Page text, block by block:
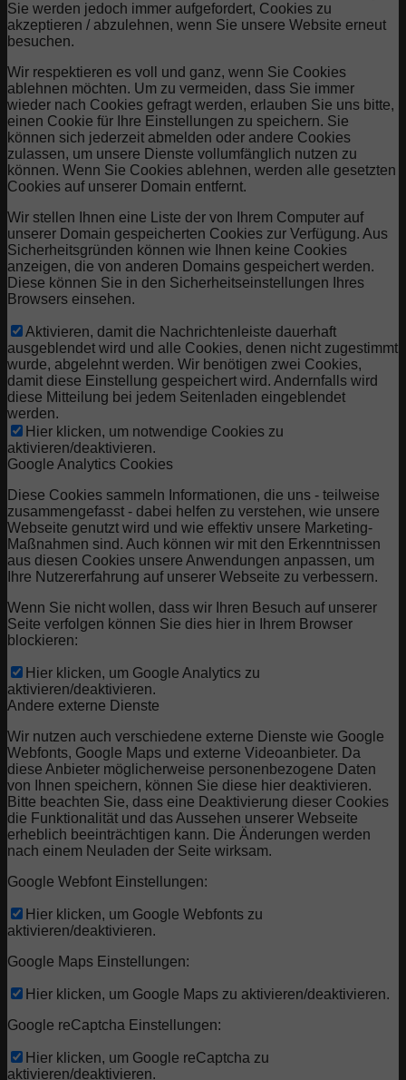
Sie werden jedoch immer aufgefordert, Cookies zu
akzeptieren / abzulehnen, wenn Sie unsere Website erneut
besuchen.
Wir respektieren es voll und ganz, wenn Sie Cookies
ablehnen möchten. Um zu vermeiden, dass Sie immer
wieder nach Cookies gefragt werden, erlauben Sie uns bitte,
einen Cookie für Ihre Einstellungen zu speichern. Sie
können sich jederzeit abmelden oder andere Cookies
zulassen, um unsere Dienste vollumfänglich nutzen zu
können. Wenn Sie Cookies ablehnen, werden alle gesetzten
Cookies auf unserer Domain entfernt.
Wir stellen Ihnen eine Liste der von Ihrem Computer auf
unserer Domain gespeicherten Cookies zur Verfügung. Aus
Sicherheitsgründen können wie Ihnen keine Cookies
anzeigen, die von anderen Domains gespeichert werden.
Diese können Sie in den Sicherheitseinstellungen Ihres
Browsers einsehen.
Aktivieren, damit die Nachrichtenleiste dauerhaft
ausgeblendet wird und alle Cookies, denen nicht zugestimmt
wurde, abgelehnt werden. Wir benötigen zwei Cookies,
damit diese Einstellung gespeichert wird. Andernfalls wird
diese Mitteilung bei jedem Seitenladen eingeblendet
werden.
Hier klicken, um notwendige Cookies zu
aktivieren/deaktivieren.
Google Analytics Cookies
Diese Cookies sammeln Informationen, die uns - teilweise
zusammengefasst - dabei helfen zu verstehen, wie unsere
Webseite genutzt wird und wie effektiv unsere Marketing-
Maßnahmen sind. Auch können wir mit den Erkenntnissen
aus diesen Cookies unsere Anwendungen anpassen, um
Ihre Nutzererfahrung auf unserer Webseite zu verbessern.
Wenn Sie nicht wollen, dass wir Ihren Besuch auf unserer
Seite verfolgen können Sie dies hier in Ihrem Browser
blockieren:
Hier klicken, um Google Analytics zu
aktivieren/deaktivieren.
Andere externe Dienste
Wir nutzen auch verschiedene externe Dienste wie Google
Webfonts, Google Maps und externe Videoanbieter. Da
diese Anbieter möglicherweise personenbezogene Daten
von Ihnen speichern, können Sie diese hier deaktivieren.
Bitte beachten Sie, dass eine Deaktivierung dieser Cookies
die Funktionalität und das Aussehen unserer Webseite
erheblich beeinträchtigen kann. Die Änderungen werden
nach einem Neuladen der Seite wirksam.
Google Webfont Einstellungen:
Hier klicken, um Google Webfonts zu
aktivieren/deaktivieren.
Google Maps Einstellungen:
Hier klicken, um Google Maps zu aktivieren/deaktivieren.
Google reCaptcha Einstellungen:
Hier klicken, um Google reCaptcha zu
aktivieren/deaktivieren.